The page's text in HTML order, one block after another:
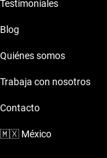
Testimoniales
Blog
Quiénes somos
Trabaja con nosotros
Contacto
🇲🇽 México